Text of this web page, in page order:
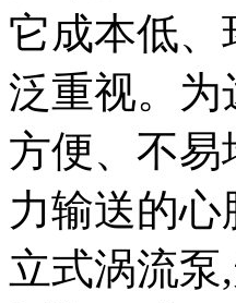
它成本低
泛重视。为
方便、不
力输送的
立式涡流